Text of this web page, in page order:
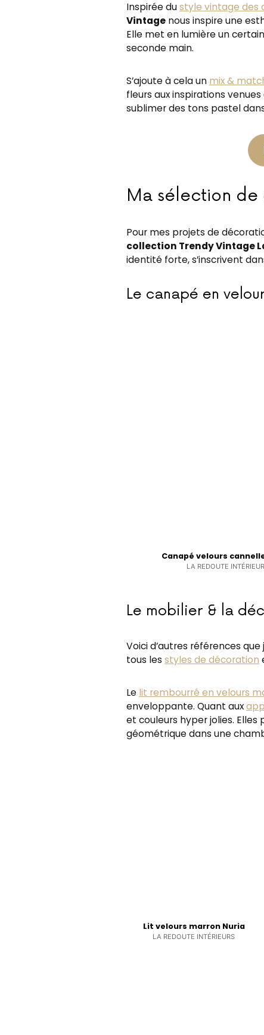
Inspirée dustyle vintage des
Vintage nous inspire une
Elle met en lumière un
seconde main.
S’ajoute à cela un mix &
fleurs aux inspirations
sublimer des tons pastel
Ma sélection
Pour mes projets de
collection Trendy Vintage
identité forte, s’inscrivent
Le canapé en
Canapé velours
LA REDOUTE
Le mobilier & la
Voici d’autres références
tous les styles de décoration
Le lit rembourré en velours
enveloppante. Quant aux
et couleurs hyper jolies.
géométrique dans une
Lit velours marron Nuria
LA REDOUTE INTÉRIEURS